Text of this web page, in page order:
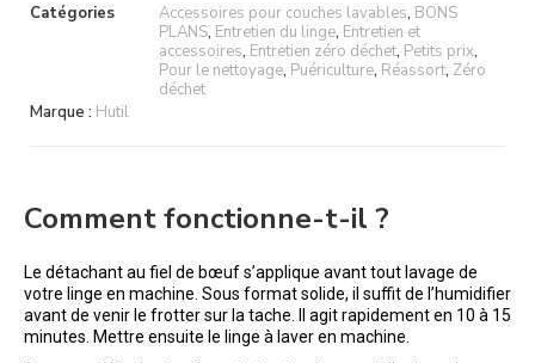
Catégories
Accessoires pour couches lavables, BONS
PLANS, Entretien du linge, Entretien et
accessoires, Entretien zéro déchet, Petits prix,
Pour le nettoyage, Puériculture, Réassort, Zéro
déchet
Marque : Hutil
Comment fonctionne-t-il ?
Le détachant au fiel de bœuf s’applique avant tout lavage de
votre linge en machine. Sous format solide, il suffit de l’humidifier
avant de venir le frotter sur la tache. Il agit rapidement en 10 à 15
minutes. Mettre ensuite le linge à laver en machine.